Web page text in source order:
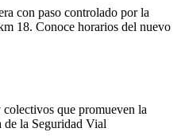
con paso controlado por la
18. Conoce horarios del nuevo